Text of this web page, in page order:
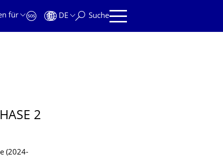
für DE Suche
2
(2024-